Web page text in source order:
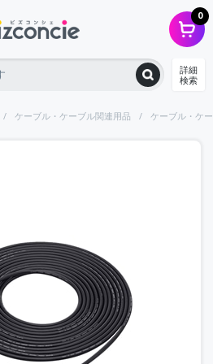
0
詳細
検索
ケーブル・ケーブル関連用品 ケーブル・ケ